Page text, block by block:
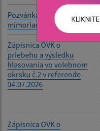
Pozvánka na
mimoriadne OZ
Zápisnica OVK o
priebehu a výsledku
hlasovania vo volebnom
okrsku č.2 v referende
04.07.2026
Zápisnica OVK o